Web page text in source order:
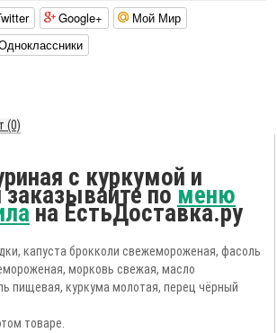
Google+
Мой Мир
(0)
с куркумой и
поменю
на ЕстьДоставка.ру
капуста брокколи свежемороженая, фасоль
морковь свежая, масло
пищевая, куркума молотая, перец чёрный
товаре.